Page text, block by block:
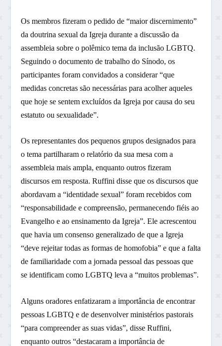
Os membros fizeram o pedido de “maior discernimento”
da doutrina sexual da Igreja durante a discussão da
assembleia sobre o polêmico tema da inclusão LGBTQ.
Seguindo o documento de trabalho do Sínodo, os
participantes foram convidados a considerar “que
medidas concretas são necessárias para acolher aqueles
que hoje se sentem excluídos da Igreja por causa do seu
estatuto ou sexualidade”.
Os representantes dos pequenos grupos designados para
o tema partilharam o relatório da sua mesa com a
assembleia mais ampla, enquanto outros fizeram
discursos em resposta. Ruffini disse que os discursos que
abordavam a “identidade sexual” foram recebidos com
“responsabilidade e compreensão, permanecendo fiéis ao
Evangelho e ao ensinamento da Igreja”. Ele acrescentou
que havia um consenso generalizado de que a Igreja
“deve rejeitar todas as formas de homofobia” e que a falta
de familiaridade com a jornada pessoal das pessoas que
se identificam como LGBTQ leva a “muitos problemas”.
Alguns oradores enfatizaram a importância de encontrar
pessoas LGBTQ e de desenvolver ministérios pastorais
“para compreender as suas vidas”, disse Ruffini,
enquanto outros “destacaram a importância de